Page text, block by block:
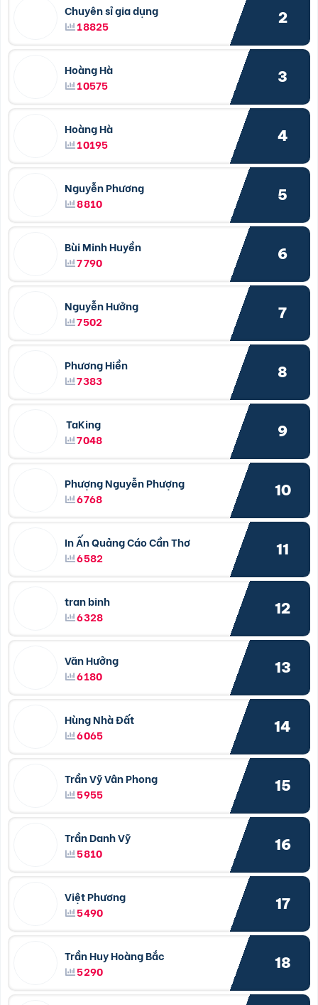
Chuyên sỉ gia dụng
18825
2
Hoàng Hà
10575
3
Hoàng Hà
10195
4
Nguyễn Phương
8810
5
Bùi Minh Huyền
7790
6
Nguyễn Hưởng
7502
7
Phương Hiền
7383
8
TaKing
7048
9
Phượng Nguyễn Phượng
6768
10
In Ấn Quảng Cáo Cần Thơ
6582
11
tran binh
6328
12
Văn Hưởng
6180
13
Hùng Nhà Đất
6065
14
Trần Vỹ Vân Phong
5955
15
Trần Danh Vỹ
5810
16
Việt Phương
5490
17
Trần Huy Hoàng Bắc
5290
18